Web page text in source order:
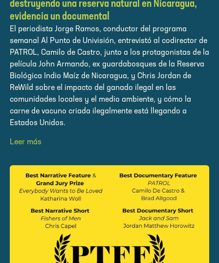
destruyendo una reserva natural en Nicaragua,
evidencia un documental
El periodista Jorge Ramos, conductor del programa
semanal Al Punto de Univisión, entrevistó al codirector de
PATROL, Camilo de Castro, junto a los protagonistas de la
película John Armando, ex guardabosques de la Reserva
Biológica Indio Maíz de Nicaragua, y Chris Jordan de
ReWild sobre el impacto del ganado ilegal en las
comunidades locales y el medio ambiente, y cómo la
carne de vacuno criada ilegalmente está llegando a
Estados Unidos.
Leer más